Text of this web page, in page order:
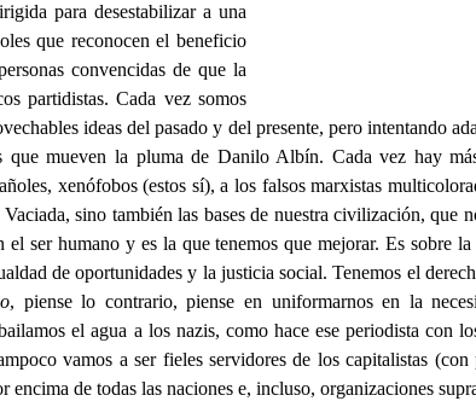
para desestabilizar a una
que reconocen el beneficio
convencidas de que la
partidistas. Cada vez somos
ideas del pasado y del presente, pero intentando
mueven la pluma de Danilo Albín. Cada vez hay
xenófobos (estos sí), a los falsos marxistas
sino también las bases de nuestra civilización, que
ser humano y es la que tenemos que mejorar. Es sobre
de oportunidades y la justicia social. Tenemos el
, piense lo contrario, piense en uniformarnos en la
el agua a los nazis, como hace ese periodista con
vamos a ser fieles servidores de los capitalistas
de todas las naciones e, incluso, organizaciones